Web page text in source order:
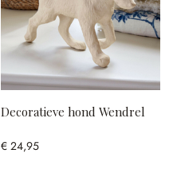
Decoratieve hond Wendrel
€ 24,95